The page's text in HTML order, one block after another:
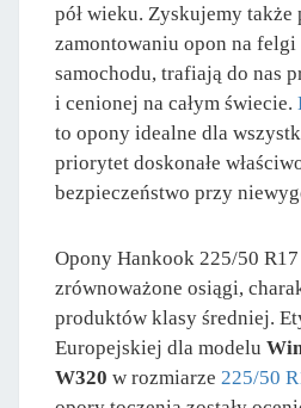
pół wieku. Zyskujemy także
zamontowaniu opon na felgi
samochodu, trafiają do nas
i cenionej na całym świecie.
to opony idealne dla
priorytet doskonałe
bezpieczeństwo przy
Opony Hankook 225/50
zrównoważone osiągi,
produktów klasy średniej.
Europejskiej dla modelu
W320 w rozmiarze 225/50